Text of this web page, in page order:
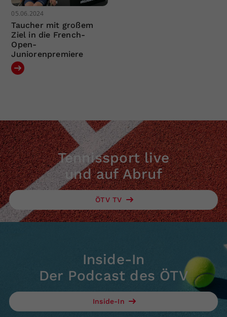
05.06.2024
Taucher mit großem
Ziel in die French-
Open-
Juniorenpremiere
Tennissport live
und auf Abruf
ÖTV TV
Inside-In
Der Podcast des ÖTV
Inside-In